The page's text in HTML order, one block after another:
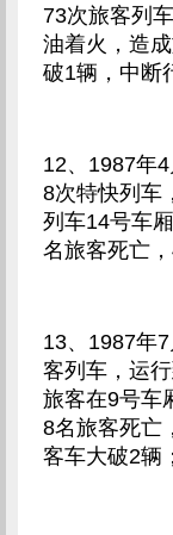
73次旅客列
油着火，造
破1辆，中断
12、1987年
8次特快列车
列车14号车
名旅客死亡
13、1987年
客列车，运
旅客在9号车
8名旅客死亡
客车大破2辆；